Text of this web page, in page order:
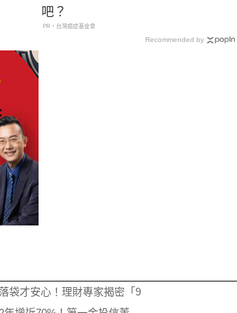
吧？
PR・台灣癌症基金會
Recommended by
袋才安心！理財專家揭密「9